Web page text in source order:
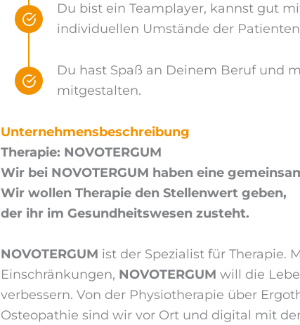
Du bist ein Teamplayer, kannst gut
individuellen Umstände der
Du hast Spaß an Deinem Beruf und
mitgestalten.
Unternehmensbeschreibung
Therapie: NOVOTERGUM
Wir bei NOVOTERGUM haben eine
Wir wollen Therapie den Stellenwert geben,
der ihr im Gesundheitswesen zusteht.
NOVOTERGUM ist der Spezialist für Therapie.
Einschränkungen, NOVOTERGUM will die
verbessern. Von der Physiotherapie über
Osteopathie sind wir vor Ort und digital mit